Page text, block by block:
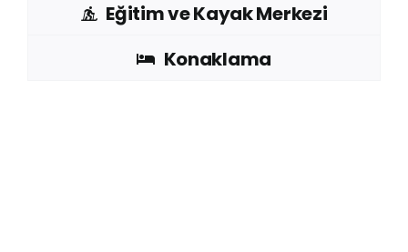
Eğitim ve Kayak Merkezi
Konaklama